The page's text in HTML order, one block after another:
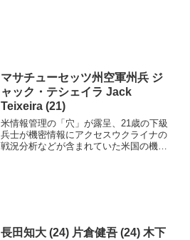
マサチューセッツ州空軍州兵 ジ
ャック・テシェイラ Jack
Teixeira (21)
米情報管理の「穴」が露呈、21歳の下級
兵士が機密情報にアクセスウクライナの
戦況分析などが含まれていた米国の機密
長田知大 (24) 片倉健吾 (24) 木下